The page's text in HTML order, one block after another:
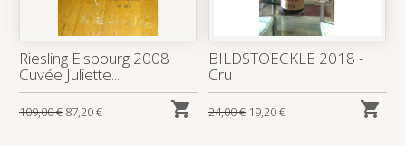
Riesling Elsbourg 2008
Cuvée Juliette...
109,00 € 87,20 € 
BILDSTOECKLE 2018 -
Cru
24,00 € 19,20 € 